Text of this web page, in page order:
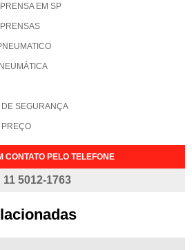
EM SP
SEGURANÇA
CONTATO PELO TELEFONE
11 5012-1763